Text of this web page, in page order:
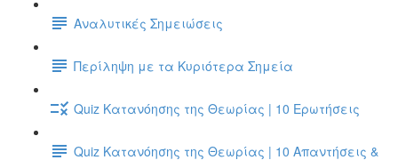
Αναλυτικές Σημειώσεις
Περίληψη με τα Κυριότερα Σημεία
Quiz Κατανόησης της Θεωρίας | 10 Ερωτήσεις
Quiz Κατανόησης της Θεωρίας | 10 Απαντήσεις &